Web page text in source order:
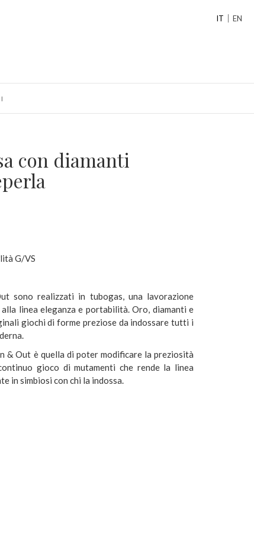
IT EN
con diamanti
G/VS
sono realizzati in tubogas, una lavorazione
linea eleganza e portabilità. Oro, diamanti e
giochi di forme preziose da indossare tutti i
& Out è quella di poter modificare la preziosità
gioco di mutamenti che rende la linea
in simbiosi con chi la indossa.